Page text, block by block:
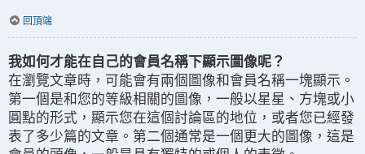
回頂端
我如何才能在自己的會員名稱下顯示圖像呢？
在瀏覽文章時，可能會有兩個圖像和會員名稱一塊顯示。
第一個是和您的等級相關的圖像，一般以星星、方塊或小
圓點的形式，顯示您在這個討論區的地位，或者您已經發
表了多少篇的文章。第二個通常是一個更大的圖像，這是